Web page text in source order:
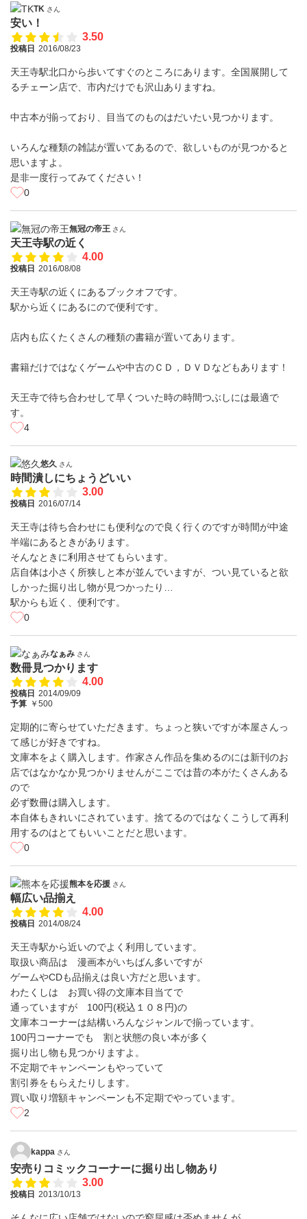
TK さん
安い！
3.50
投稿日 2016/08/23
天王寺駅北口から歩いてすぐのところにあります。全国展開して
るチェーン店で、市内だけでも沢山ありますね。
中古本が揃っており、目当てのものはだいたい見つかります。
いろんな種類の雑誌が置いてあるので、欲しいものが見つかると
思いますよ。
是非一度行ってみてください！
0
無冠の帝王 さん
天王寺駅の近く
4.00
投稿日 2016/08/08
天王寺駅の近くにあるブックオフです。
駅から近くにあるにので便利です。
店内も広くたくさんの種類の書籍が置いてあります。
書籍だけではなくゲームや中古のＣＤ，ＤＶＤなどもあります！
天王寺で待ち合わせして早くついた時の時間つぶしには最適で
す。
4
悠久 さん
時間潰しにちょうどいい
3.00
投稿日 2016/07/14
天王寺は待ち合わせにも便利なので良く行くのですが時間が中途
半端にあるときがあります。
そんなときに利用させてもらいます。
店自体は小さく所狭しと本が並んでいますが、つい見ていると欲
しかった掘り出し物が見つかったり…
駅からも近く、便利です。
0
なぁみ さん
数冊見つかります
4.00
投稿日 2014/09/09
予算 ￥500
定期的に寄らせていただきます。ちょっと狭いですが本屋さんっ
て感じが好きですね。
文庫本をよく購入します。作家さん作品を集めるのには新刊のお
店ではなかなか見つかりませんがここでは昔の本がたくさんある
ので
必ず数冊は購入します。
本自体もきれいにされています。捨てるのではなくこうして再利
用するのはとてもいいことだと思います。
0
熊本を応援 さん
幅広い品揃え
4.00
投稿日 2014/08/24
天王寺駅から近いのでよく利用しています。
取扱い商品は 漫画本がいちばん多いですが
ゲームやCDも品揃えは良い方だと思います。
わたくしは お買い得の文庫本目当てで
通っていますが 100円(税込１０８円)の
文庫本コーナーは結構いろんなジャンルで揃っています。
100円コーナーでも 割と状態の良い本が多く
掘り出し物も見つかりますよ。
不定期でキャンペーンもやっていて
割引券をもらえたりします。
買い取り増額キャンペーンも不定期でやっています。
2
kappa さん
安売りコミックコーナーに掘り出し物あり
3.00
投稿日 2013/10/13